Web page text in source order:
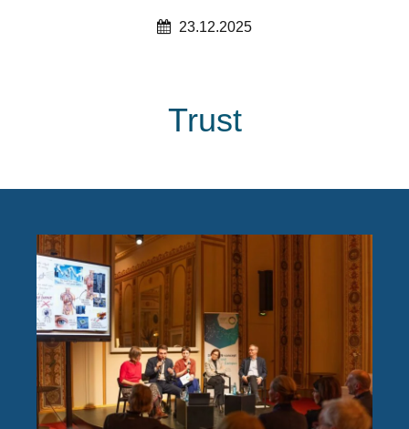
23.12.2025
Trust